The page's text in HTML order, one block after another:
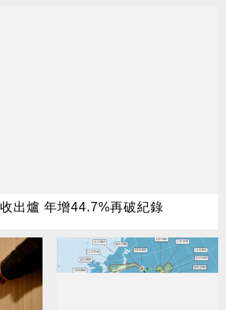
出爐 年增44.7%再破紀錄